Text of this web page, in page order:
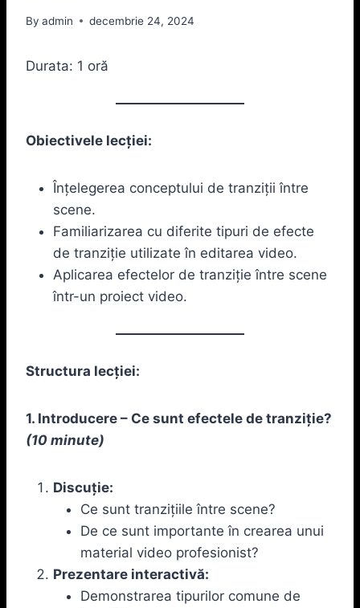
By admin decembrie 24, 2024
Durata: 1 oră
Obiectivele lecției:
Înțelegerea conceptului de tranziții între
scene.
Familiarizarea cu diferite tipuri de efecte
de tranziție utilizate în editarea video.
Aplicarea efectelor de tranziție între scene
într-un proiect video.
Structura lecției:
1. Introducere – Ce sunt efectele de tranziție?
(10 minute)
Discuție:
Ce sunt tranzițiile între scene?
De ce sunt importante în crearea unui
material video profesionist?
Prezentare interactivă:
Demonstrarea tipurilor comune de